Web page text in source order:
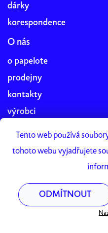
Tento web používá
tohoto webu vyjadřujete
ODMÍTNOUT
dárky
korespondence
O nás
o papelote
prodejny
kontakty
výrobci
blog
práce v papelote
. Všechna práva